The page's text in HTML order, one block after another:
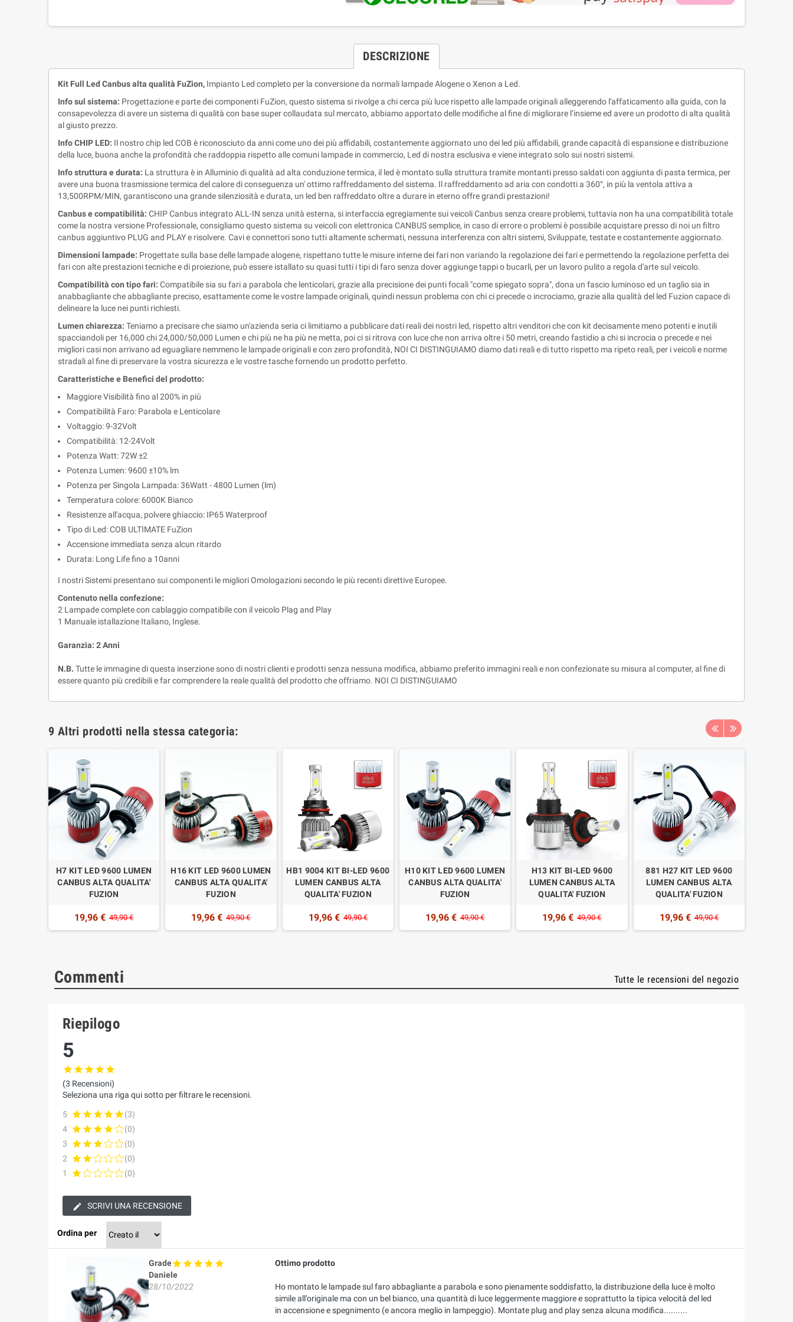
DESCRIZIONE
Kit Full Led Canbus alta qualità FuZion, Impianto Led completo per la conversione da normali lampade Alogene o Xenon a Led.
Info sul sistema: Progettazione e parte dei componenti FuZion, questo sistema si rivolge a chi cerca più luce rispetto alle lampade originali alleggerendo l'affaticamento alla guida, con la
consapevolezza di avere un sistema di qualità con base super collaudata sul mercato, abbiamo apportato delle modifiche al fine di migliorare l’insieme ed avere un prodotto di alta qualità
al giusto prezzo.
Info CHIP LED: Il nostro chip led COB è riconosciuto da anni come uno dei più affidabili, costantemente aggiornato uno dei led più affidabili, grande capacità di espansione e distribuzione
della luce, buona anche la profondità che raddoppia rispetto alle comuni lampade in commercio, Led di nostra esclusiva e viene integrato solo sui nostri sistemi.
Info struttura e durata: La struttura è in Alluminio di qualità ad alta conduzione termica, il led è montato sulla struttura tramite montanti presso saldati con aggiunta di pasta termica, per
avere una buona trasmissione termica del calore di conseguenza un' ottimo raffreddamento del sistema. Il raffreddamento ad aria con condotti a 360°, in più la ventola attiva a
13,500RPM/MIN, garantiscono una grande silenziosità e durata, un led ben raffreddato oltre a durare in eterno offre grandi prestazioni!
Canbus e compatibilità: CHIP Canbus integrato ALL-IN senza unità esterna, si interfaccia egregiamente sui veicoli Canbus senza creare problemi, tuttavia non ha una compatibilità totale
come la nostra versione Professionale, consigliamo questo sistema su veicoli con elettronica CANBUS semplice, in caso di errore o problemi è possibile acquistare presso di noi un filtro
canbus aggiuntivo PLUG and PLAY e risolvere. Cavi e connettori sono tutti altamente schermati, nessuna interferenza con altri sistemi, Sviluppate, testate e costantemente aggiornato.
Dimensioni lampade: Progettate sulla base delle lampade alogene, rispettano tutte le misure interne dei fari non variando la regolazione dei fari e permettendo la regolazione perfetta dei
fari con alte prestazioni tecniche e di proiezione, può essere istallato su quasi tutti i tipi di faro senza dover aggiunge tappi o bucarli, per un lavoro pulito a regola d'arte sul veicolo.
Compatibilità con tipo fari: Compatibile sia su fari a parabola che lenticolari, grazie alla precisione dei punti focali "come spiegato sopra", dona un fascio luminoso ed un taglio sia in
anabbagliante che abbagliante preciso, esattamente come le vostre lampade originali, quindi nessun problema con chi ci precede o incrociamo, grazie alla qualità del led Fuzion capace di
delineare la luce nei punti richiesti.
Lumen chiarezza: Teniamo a precisare che siamo un'azienda seria ci limitiamo a pubblicare dati reali dei nostri led, rispetto altri venditori che con kit decisamente meno potenti e inutili
spacciandoli per 16,000 chi 24,000/50,000 Lumen e chi più ne ha più ne metta, poi ci si ritrova con luce che non arriva oltre i 50 metri, creando fastidio a chi si incrocia o precede e nei
migliori casi non arrivano ad eguagliare nemmeno le lampade originali e con zero profondità, NOI CI DISTINGUIAMO diamo dati reali e di tutto rispetto ma ripeto reali, per i veicoli e norme
stradali al fine di preservare la vostra sicurezza e le vostre tasche fornendo un prodotto perfetto.
Caratteristiche e Benefici del prodotto:
Maggiore Visibilità fino al 200% in più
Compatibilità Faro: Parabola e Lenticolare
Voltaggio: 9-32Volt
Compatibilità: 12-24Volt
Potenza Watt: 72W ±2
Potenza Lumen: 9600 ±10% lm
Potenza per Singola Lampada: 36Watt - 4800 Lumen (lm)
Temperatura colore: 6000K Bianco
Resistenze all'acqua, polvere ghiaccio: IP65 Waterproof
Tipo di Led: COB ULTIMATE FuZion
Accensione immediata senza alcun ritardo
Durata: Long Life fino a 10anni
I nostri Sistemi presentano sui componenti le migliori Omologazioni secondo le più recenti direttive Europee.
Contenuto nella confezione:
2 Lampade complete con cablaggio compatibile con il veicolo Plag and Play
1 Manuale istallazione Italiano, Inglese.
Garanzia: 2 Anni
N.B. Tutte le immagine di questa inserzione sono di nostri clienti e prodotti senza nessuna modifica, abbiamo preferito immagini reali e non confezionate su misura al computer, al fine di
essere quanto più credibili e far comprendere la reale qualità del prodotto che offriamo. NOI CI DISTINGUIAMO
9 Altri prodotti nella stessa categoria:
H7 KIT LED 9600 LUMEN
CANBUS ALTA QUALITA'
FUZION
19,96 € 49,90 €
H16 KIT LED 9600 LUMEN
CANBUS ALTA QUALITA'
FUZION
19,96 € 49,90 €
HB1 9004 KIT BI-LED 9600
LUMEN CANBUS ALTA
QUALITA' FUZION
19,96 € 49,90 €
H10 KIT LED 9600 LUMEN
CANBUS ALTA QUALITA'
FUZION
19,96 € 49,90 €
H13 KIT BI-LED 9600
LUMEN CANBUS ALTA
QUALITA' FUZION
19,96 € 49,90 €
881 H27 KIT LED 9600
LUMEN CANBUS ALTA
QUALITA' FUZION
19,96 € 49,90 €
Commenti Tutte le recensioni del negozio
Riepilogo
5
(3 Recensioni)
Seleziona una riga qui sotto per filtrare le recensioni.
5
(3)
4
(0)
3
(0)
2
(0)
1
(0)
SCRIVI UNA RECENSIONE
Ordina per
Grade
Daniele
28/10/2022
Ottimo prodotto
Ho montato le lampade sul faro abbagliante a parabola e sono pienamente soddisfatto, la distribuzione della luce è molto
simile all'originale ma con un bel bianco, una quantità di luce leggermente maggiore e soprattutto la tipica velocità del led
in accensione e spegnimento (e ancora meglio in lampeggio). Montate plug and play senza alcuna modifica..........